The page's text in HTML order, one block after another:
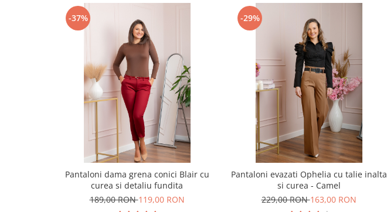
-37%
Pantaloni dama grena conici Blair cu
curea si detaliu fundita
189,00 RON119,00 RON
-29%
Pantaloni evazati Ophelia cu talie inalta
si curea - Camel
229,00 RON163,00 RON